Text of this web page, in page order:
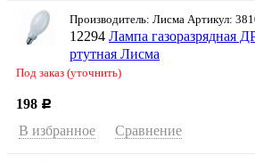
Производитель: Лисма Артикул:
12294 Лампа газоразрядная
ртутная Лисма
Под заказ (уточнить)
198 Р
В избранное Сравнение